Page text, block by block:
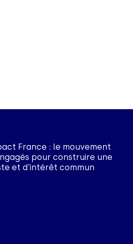
France : le mouvement
pour construire une
et d'intérêt commun